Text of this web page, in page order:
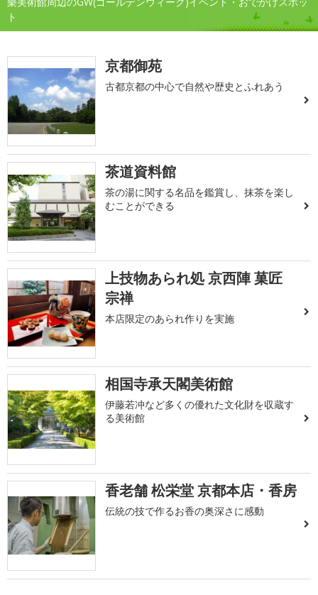
ト
京都御苑
古都京都の中心で自然や歴史とふれあう
茶道資料館
茶の湯に関する名品を鑑賞し、抹茶を楽し
むことができる
上技物あられ処 京西陣 菓匠
宗禅
本店限定のあられ作りを実施
相国寺承天閣美術館
伊藤若冲など多くの優れた文化財を収蔵す
る美術館
香老舗 松栄堂 京都本店・香房
伝統の技で作るお香の奥深さに感動